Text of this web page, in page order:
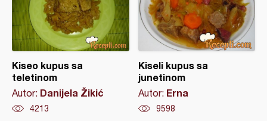
Kiseo kupus sa
teletinom
Autor: Danijela Žikić
4213
Kiseli kupus sa
junetinom
Autor: Erna
9598